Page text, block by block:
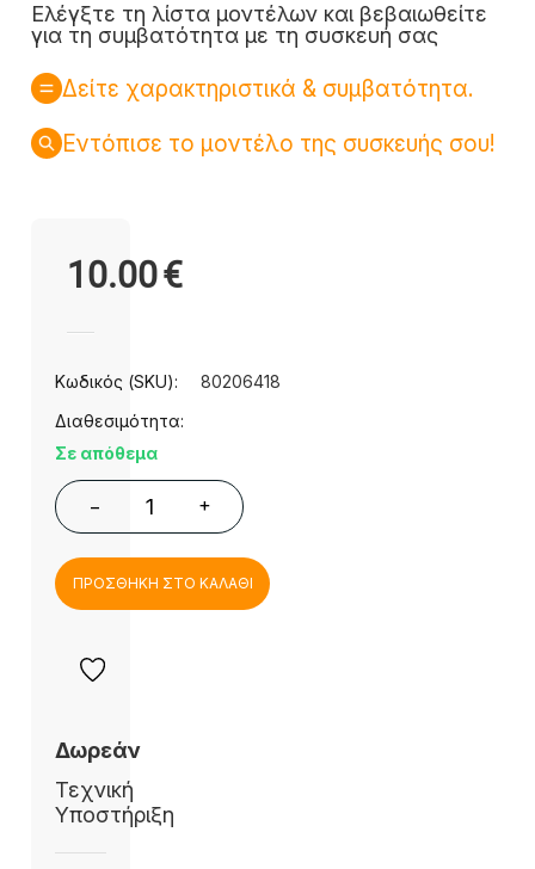
Ελέγξτε τη λίστα μοντέλων και βεβαιωθείτε
για τη συμβατότητα με τη συσκευή σας
Δείτε χαρακτηριστικά & συμβατότητα.
Εντόπισε το μοντέλο της συσκευής σου!
10.00€
Κωδικός (SKU):
80206418
Διαθεσιμότητα:
Σε απόθεμα
− +
ΠΡΟΣΘΗΚΗ ΣΤΟ ΚΑΛΑΘΙ
Δωρεάν
Τεχνική
Υποστήριξη